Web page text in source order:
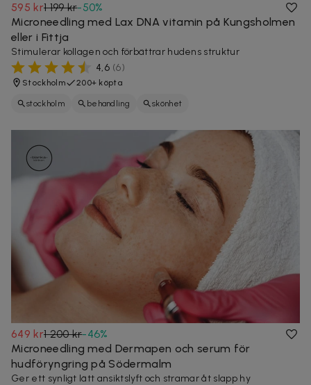
595 kr1 199 kr-50%
Microneedling med Lax DNA vitamin på Kungsholmen
eller i Fittja
Stimulerar kollagen och förbättrar hudens struktur
4,6 (6)
Stockholm 200+ köpta
stockholm behandling skönhet
649 kr1 200 kr-46%
Microneedling med Dermapen och serum för
hudföryngring på Södermalm
Ger ett synligt lätt ansiktslyft och stramar åt slapp hy